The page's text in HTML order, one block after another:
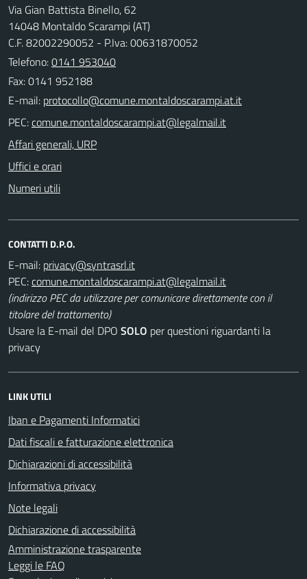
Via Gian Battista Binello, 62
14048 Montaldo Scarampi (AT)
C.F. 82002290052 - P.Iva: 00631870052
Telefono:0141 953040
Fax: 0141 952188
E-mail:
PEC:
Affari generali, URP
Uffici e orari
Numeri utili
CONTATTI D.P.O.
E-mail:
PEC:
(indirizzo PEC da utilizzare per comunicare direttamente con il
titolare del trattamento)
Usare la E-mail del DPO SOLO per questioni riguardanti la
privacy
LINK UTILI
Iban e Pagamenti Informatici
Dati fiscali e fatturazione elettronica
Dichiarazioni di accessibilità
Informativa privacy
Note legali
Dichiarazione di accessibilità
Amministrazione trasparente
Leggi le FAQ